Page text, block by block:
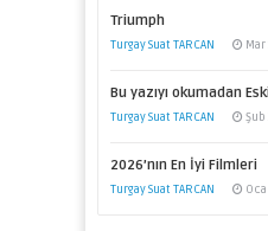
Triumph
Turgay Suat TARCAN
Bu yazıyı okumadan
Turgay Suat TARCAN
2026’nın En İyi Filmleri
Turgay Suat TARCAN